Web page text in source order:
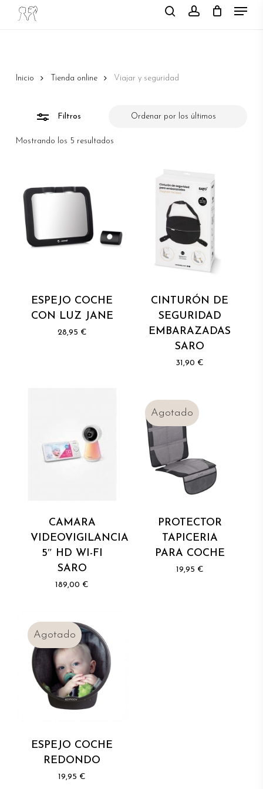
Skip
searchaccount
Menu
Inicio Tienda online Viajar y seguridad
Filtros
Mostrando los 5 resultadosOrdenado
ESPEJO COCHE
CON LUZ JANE
28,95 €
CINTURÓN DE
SEGURIDAD
EMBARAZADAS
SARO
31,90 €
CAMARA
VIDEOVIGILANCIA
5″ HD WI-FI
SARO
189,00 €
PROTECTOR
TAPICERIA
PARA COCHE
19,95 €
ESPEJO COCHE
REDONDO
19,95 €